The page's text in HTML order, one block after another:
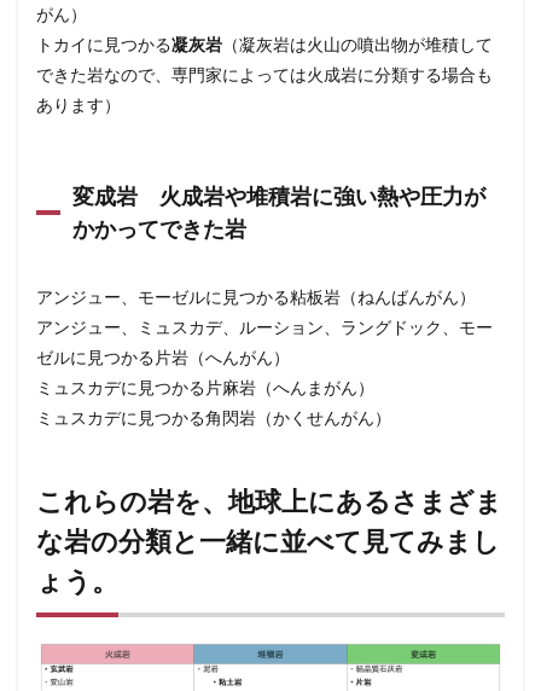
きた
岩
2
を、
地球
さま
な岩
の分
一緒
に並
みま
しょ
う。
球の外に
目を向け
と・・、
がん）
トカイに見つかる凝灰岩 （凝灰岩は火山の噴出物が堆積して
できた岩なので、専門家によっては火成岩に分類する場合も
あります）
変成岩 火成岩や堆積岩に強い熱や圧力が
かかってできた岩
アンジュー、モーゼルに見つかる粘板岩（ねんばんがん）
アンジュー、ミュスカデ、ルーション、ラングドック、モー
ゼルに見つかる片岩（へんがん）
ミュスカデに見つかる片麻岩（へんまがん）
ミュスカデに見つかる角閃岩（かくせんがん）
これらの岩を、地球上にあるさまざま
な岩の分類と一緒に並べて見てみまし
ょう。